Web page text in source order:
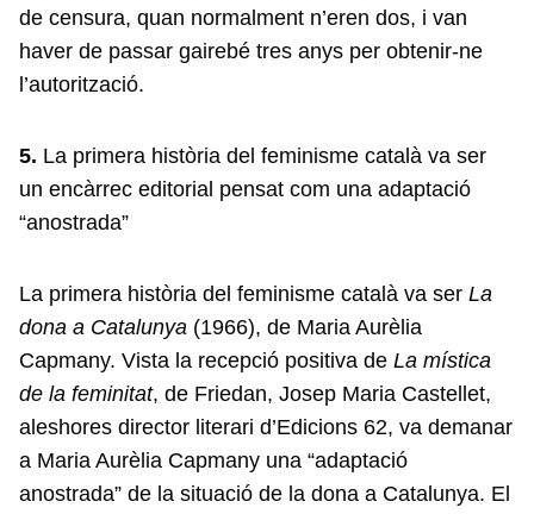
de censura, quan normalment n’eren dos, i van
haver de passar gairebé tres anys per obtenir-ne
l’autorització.
5. La primera història del feminisme català va ser
un encàrrec editorial pensat com una adaptació
“anostrada”
La primera història del feminisme català va ser La
dona a Catalunya (1966), de Maria Aurèlia
Capmany. Vista la recepció positiva de La mística
de la feminitat, de Friedan, Josep Maria Castellet,
aleshores director literari d’Edicions 62, va demanar
a Maria Aurèlia Capmany una “adaptació
anostrada” de la situació de la dona a Catalunya. El